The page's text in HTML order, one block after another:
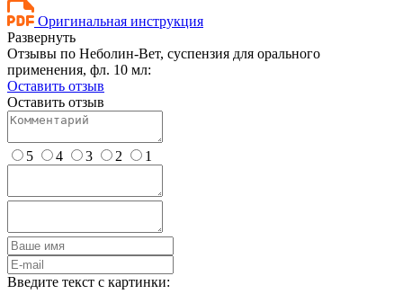
Оригинальная инструкция
Развернуть
Отзывы по Неболин-Вет, суспензия для орального
применения, фл. 10 мл:
Оставить отзыв
Оставить отзыв
5 4 3 2 1
Введите текст с картинки: